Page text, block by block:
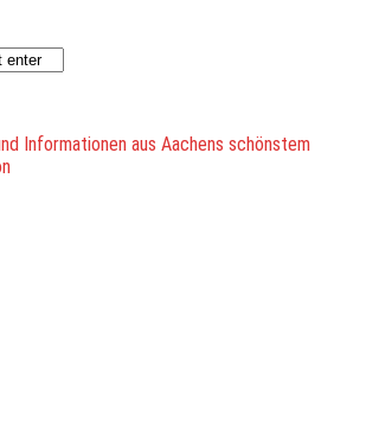
Informationen aus Aachens schönstem